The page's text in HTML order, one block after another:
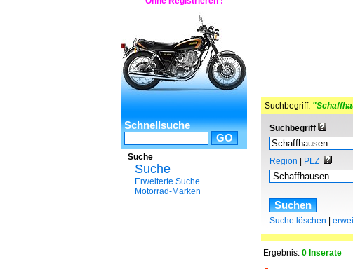
Schnellsuche
Suche
Suche
Erweiterte Suche
Motorrad-Marken
Suchbegriff:
Suchbegriff
Region
PLZ
Suche löschen
Ergebnis: 0 Inserate